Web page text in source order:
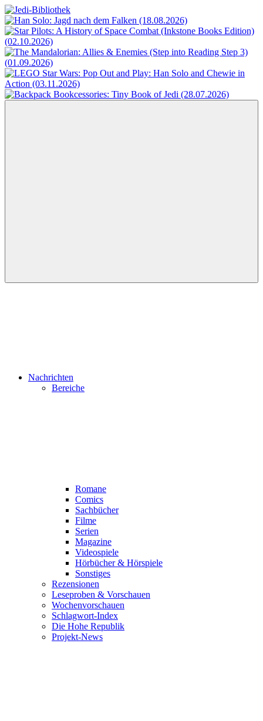
Zum
Inhalt
springen
Jedi-
Bibliothek
Das
Portal
für
Star
Wars-
Literatur
Nachrichten
Bereiche
Romane
Comics
Sachbücher
Filme
Serien
Magazine
Videospiele
Hörbücher & Hörspiele
Sonstiges
Rezensionen
Leseproben & Vorschauen
Wochenvorschauen
Schlagwort-Index
Die Hohe Republik
Projekt-News